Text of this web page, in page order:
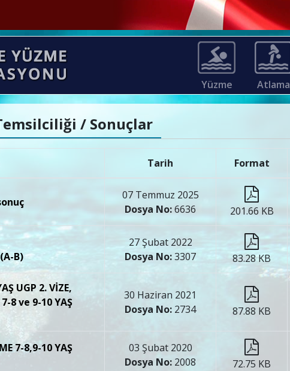
Yüzme Atlama
/ Sonuçlar
Tarih Format
07 Temmuz 2025
Dosya No:6636 201.66 KB
B)
27 Şubat 2022
Dosya No:3307 83.28 KB
UGP 2. VİZE,
7-8 ve 9-10 YAŞ
30 Haziran 2021
Dosya No: 2734 87.88 KB
7-8,9-10 YAŞ
03 Şubat 2020
Dosya No: 2008 72.75 KB